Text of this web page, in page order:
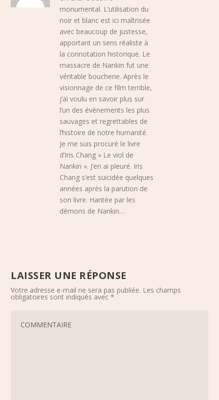
monumental. L’utilisation du
noir et blanc est ici maîtrisée
avec beaucoup de justesse,
apportant un sens réaliste à
la connotation historique. Le
massacre de Nankin fut une
véritable boucherie. Après le
visionnage de ce film terrible,
j’ai voulu en savoir plus sur
l’un des évènements les plus
sauvages et regrettables de
l’histoire de notre humanité.
Je me suis procuré le livre
d’Iris Chang « Le viol de
Nankin ». J’en ai pleuré. Iris
Chang s’est suicidée quelques
années après la parution de
son livre. Hantée par les
démons de Nankin…
LAISSER UNE RÉPONSE
Votre adresse e-mail ne sera pas publiée. Les champs
obligatoires sont indiqués avec*